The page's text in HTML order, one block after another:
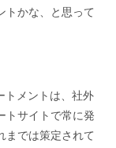
トかな、と思って
トメントは、社外
トサイトで常に発
までは策定されて